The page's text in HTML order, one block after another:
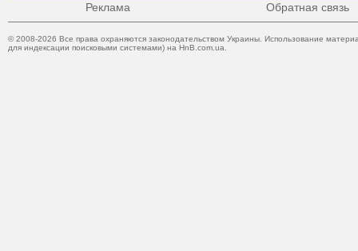
Реклама Обратная связь
© 2008-2026 Все права охраняются законодательством Украины. Использование
для индексации поисковыми системами) на HnB.com.ua.